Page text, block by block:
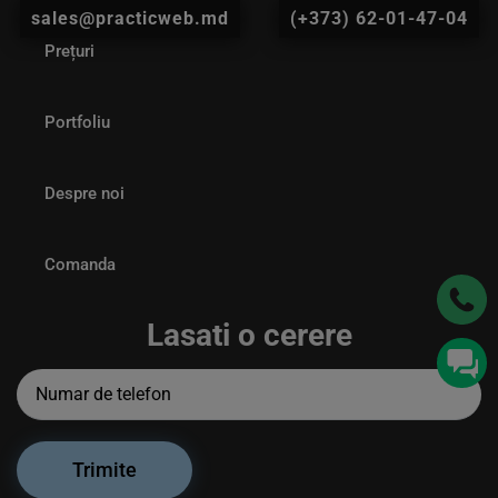
sales@practicweb.md (+373) 62-01-47-04
Prețuri
Portfoliu
Despre noi
Comanda
Lasati o cerere